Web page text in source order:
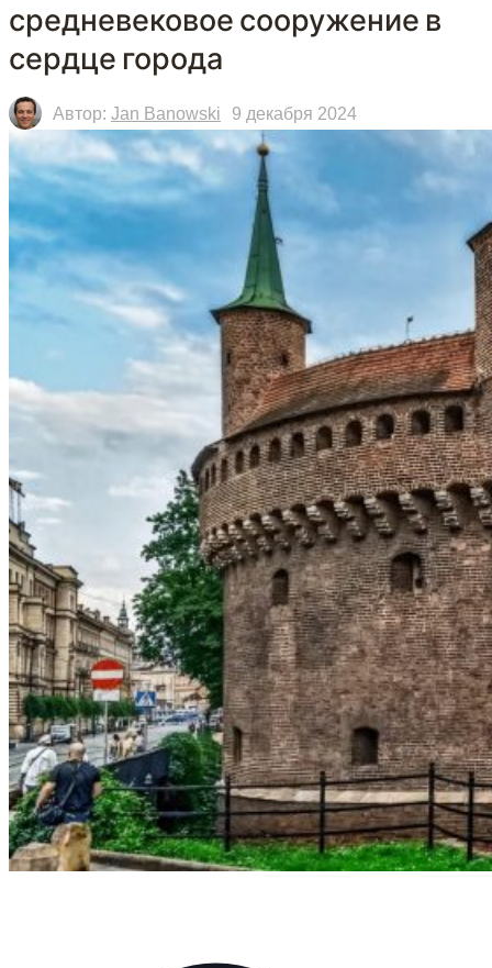
средневековое сооружение в
сердце города
Автор: Jan Banowski 9 декабря 2024